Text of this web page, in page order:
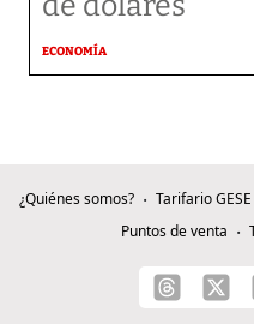
ECONOMÍA
¿Quiénes somos? Tarifario GESE
Puntos de venta